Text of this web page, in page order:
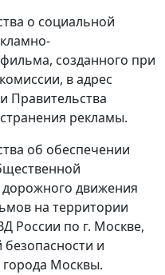
о социальной
созданного при
в адрес
Правительства
рекламы.
об обеспечении
дорожного движения
на территории
России по г. Москве,
и
Москвы.